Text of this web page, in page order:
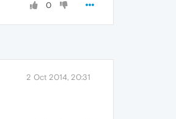
0
2 Oct 2014, 20:31